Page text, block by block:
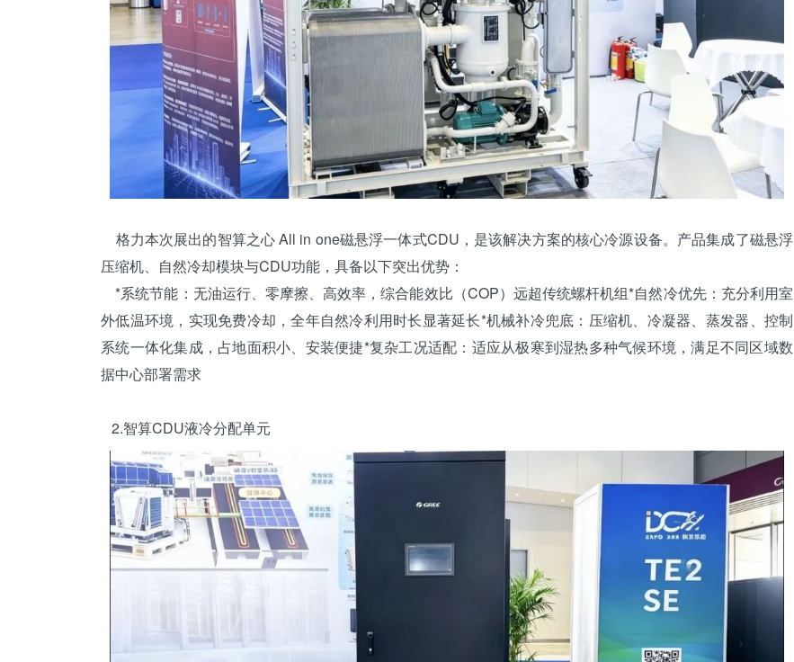
格力本次展出的智算之心 All in one磁悬浮一体式CDU，是该解决方案的核心冷源设备。产品集成了磁悬浮
压缩机、自然冷却模块与CDU功能，具备以下突出优势：
*系统节能：无油运行、零摩擦、高效率，综合能效比（COP）远超传统螺杆机组*自然冷优先：充分利用室
外低温环境，实现免费冷却，全年自然冷利用时长显著延长*机械补冷兜底：压缩机、 冷凝器、 蒸发器、控制
系统一体化集成，占地面积小、安装便捷*复杂工况适配：适应从极寒到湿热多种气候环境，满足不同区域数
据中心部署需求
2.智算CDU液冷分配单元